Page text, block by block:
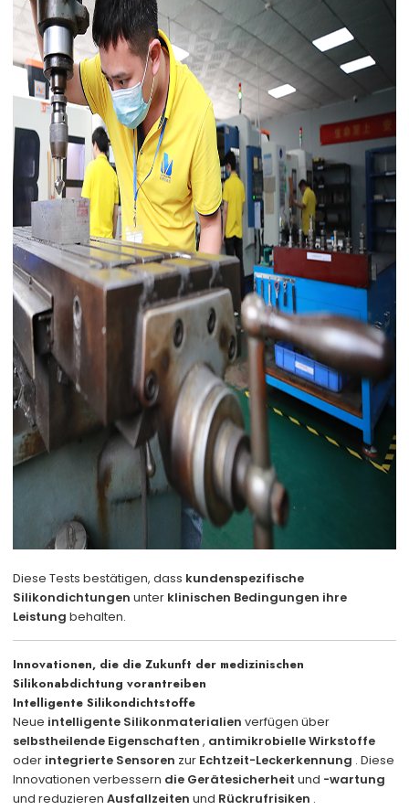
Diese Tests bestätigen, dass kundenspezifische
Silikondichtungen unter klinischen Bedingungen ihre
Leistung behalten.
Innovationen, die die Zukunft der medizinischen
Silikonabdichtung vorantreiben
Intelligente Silikondichtstoffe
Neue intelligente Silikonmaterialien verfügen über
selbstheilende Eigenschaften , antimikrobielle Wirkstoffe
oder integrierte Sensoren zur Echtzeit-Leckerkennung . Diese
Innovationen verbessern die Gerätesicherheit und -wartung
und reduzierenAusfallzeiten und Rückrufrisiken .